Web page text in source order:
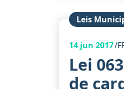
Leis
14 jun 2017
Lei
de